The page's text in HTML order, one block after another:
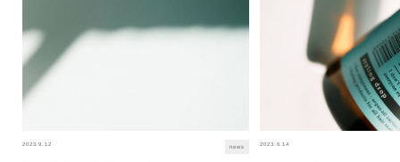
2023.9.12 news 2023.6.14